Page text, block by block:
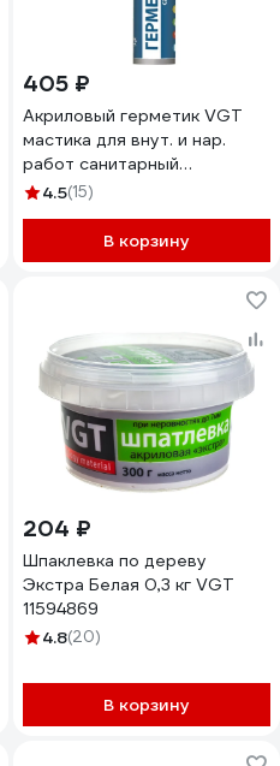
405 ₽
Акриловый герметик VGT
мастика для внут. и нар.
работ санитарный
прозрачный 0,28кг 11604933
4.5(15)
В корзину
204 ₽
Шпаклевка по дереву
Экстра Белая 0,3 кг VGT
11594869
4.8(20)
В корзину